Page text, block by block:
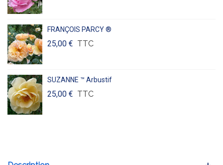
FRANÇOIS PARCY ®
25,00 € TTC
SUZANNE ™ Arbustif
25,00 € TTC